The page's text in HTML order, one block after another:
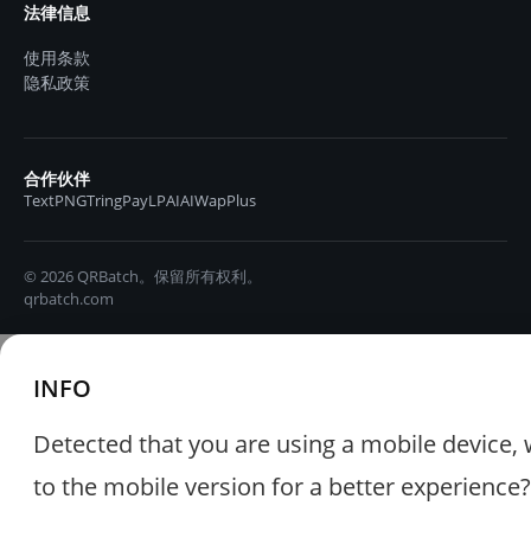
法律信息
使用条款
隐私政策
合作伙伴
TextPNGTringPayLPAIAIWapPlus
© 2026 QRBatch。保留所有权利。
qrbatch.com
INFO
Detected that you are using a mobile
to the mobile version for a better experience?